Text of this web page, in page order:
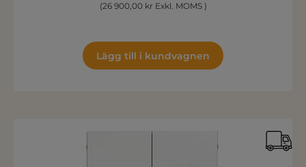
(26 900,00 kr Exkl. MOMS )
Lägg till i kundvagnen